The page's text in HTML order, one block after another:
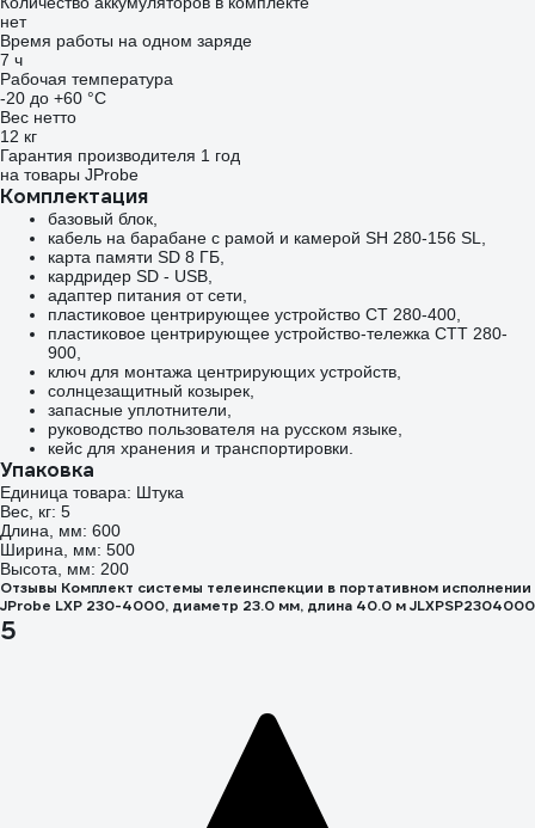
нет
Время работы на одном заряде
7 ч
Рабочая температура
-20 до +60 °С
Вес нетто
12 кг
Гарантия производителя 1 год
на товары JProbe
Комплектация
базовый блок,
кабель на барабане с рамой и камерой SH 280-156 SL,
карта памяти SD 8 ГБ,
кардридер SD - USB,
адаптер питания от сети,
пластиковое центрирующее устройство СT 280-400,
пластиковое центрирующее устройство-тележка СTT 280-
900,
ключ для монтажа центрирующих устройств,
солнцезащитный козырек,
запасные уплотнители,
руководство пользователя на русском языке,
кейс для хранения и транспортировки.
Упаковка
Единица товара: Штука
Вес, кг: 5
Длина, мм: 600
Ширина, мм: 500
Высота, мм: 200
Отзывы Комплект системы телеинспекции в портативном исполнении
JProbe LXP 230-4000, диаметр 23.0 мм, длина 40.0 м JLXPSP2304000
5